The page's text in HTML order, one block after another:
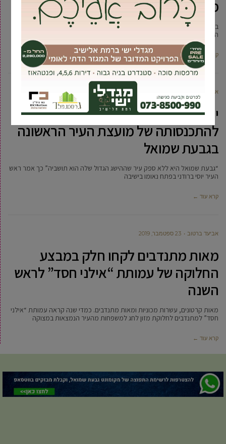
מגיעה הוקרה יוצאת דופן
בטקס חגיגי ומרגש, שנערך “בבית העם” לציון 70 שנה להתכנסותה של מועצת
העיר הראשונה של גבעת שמואל, הוענקו אותות יקירי
קרא עוד ←
אביעד ברטוב
ישיבת מליאה חגיגית לציון 70 שנה
להתכנסותה של מועצת העיר הראשונה
בגבעת שמואל
“גבעת שמואל היא ללא ספק עיר שההישג הגדול שלה הוא תושביה” כך אמר ראש
העיר יוסי ברודני בפתח נאומו בישיבה
קרא עוד ←
אביעד ברטוב 23 ספטמבר, 2019
מאות מתנדבים לקחו חלק במבצע
החלוקה של עמותת “אילני חסד” לראש
השנה
מאות קרטונים, עשרות מכוניות ומאות מתנדבים. כמדי שנה קראה עמותת “אילני
חסד” למתנדבים לחלוקת מזון לחג למשפחות מהעיר הנמצאות במצוקה
קרא עוד ←